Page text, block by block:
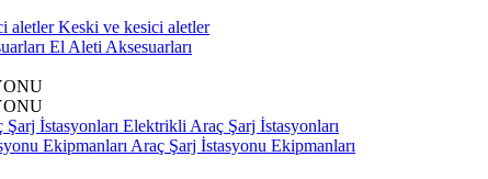
Keski ve kesici aletler
El Aleti Aksesuarları
Elektrikli Araç Şarj İstasyonları
Araç Şarj İstasyonu Ekipmanları